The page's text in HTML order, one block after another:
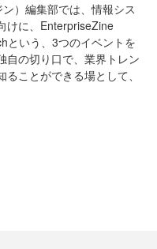
）編集部では、情報シス
けに、EnterpriseZine
という、3つのイベントを
自の切り口で、業界トレン
ことができる場として、